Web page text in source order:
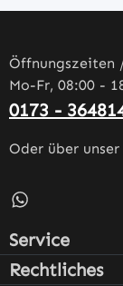
Öffnungszeiten
Mo-Fr, 08:00 -
0173 -
Oder über unser
Schreib uns
Service
Rechtliches